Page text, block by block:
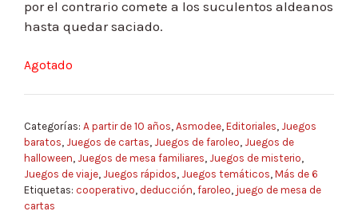
por el contrario comete a los suculentos aldeanos
hasta quedar saciado.
Agotado
Categorías: A partir de 10 años Asmodee Editoriales Juegos
baratos Juegos de cartas Juegos de faroleo Juegos de
halloween Juegos de mesa familiares Juegos de misterio
Juegos de viaje Juegos rápidos Juegos temáticos Más de 6
Etiquetas: cooperativo deducción faroleo juego de mesa de
cartas